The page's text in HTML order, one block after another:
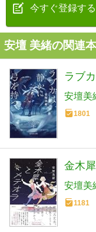
今すぐ登録する
安壇 美緒の関連本
ラブ
安壇美
1801
金木
安壇美
1181